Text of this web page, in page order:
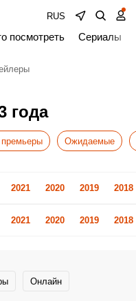
RUS
посмотреть Сериалы
года
Ожидаемые
2021 2020 2019 2018
2021 2020 2019 2018
Онлайн